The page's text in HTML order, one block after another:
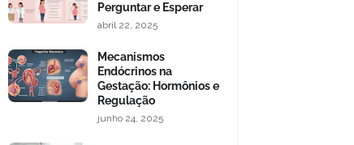
Perguntar e Esperar
abril 22, 2025
Mecanismos
Endócrinos na
Gestação: Hormônios e
Regulação
junho 24, 2025